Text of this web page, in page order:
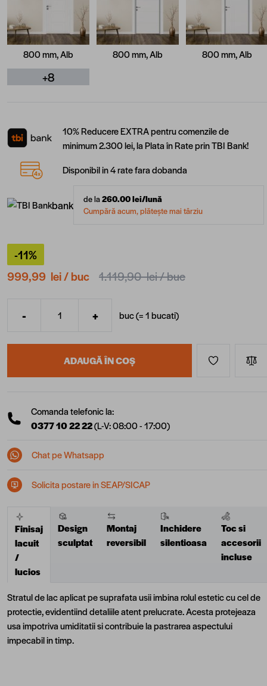
800 mm, Alb 800 mm, Alb 800 mm, Alb
+8
10% Reducere EXTRA pentru comenzile de
minimum 2.300 lei, la Plata în Rate prin TBI Bank!
Disponibil in 4 rate fara dobanda
bank de la260.00lei/lună
Cumpără acum, plătește mai târziu
-11%
999,99 lei/ buc 1.119,90 lei/ buc
Cantitate
- + buc (=1bucati)
ADAUGĂ ÎN COȘ
Comanda telefonic la:
0377 10 22 22(L-V: 08:00 - 17:00)
Chat pe Whatsapp
Solicita postare in SEAP/SICAP
Finisaj
lacuit
/
lucios
Design
sculptat
Montaj
reversibil
Inchidere
silentioasa
Toc si
accesorii
incluse
Stratul de lac aplicat pe suprafata usii imbina rolul estetic cu cel de
protectie, evidentiind detaliile atent prelucrate. Acesta protejeaza
usa impotriva umiditatii si contribuie la pastrarea aspectului
impecabil in timp.